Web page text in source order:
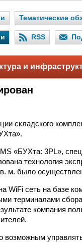
Тематические
RSS
и
складского
«БУХта: 3PL»,
технология
м. было
WiFi сеть на базе
терминалами
компания
возможным